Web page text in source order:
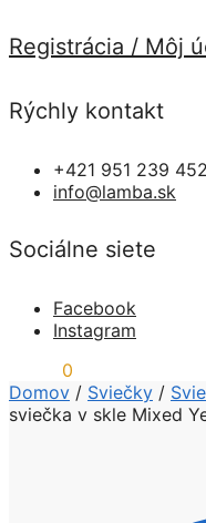
Registrácia / Môj
Rýchly kontakt
+421 951 239 452
info@lamba.sk
Sociálne siete
Facebook
Instagram
0
Domov / Sviečky /
sviečka v skle Mixed